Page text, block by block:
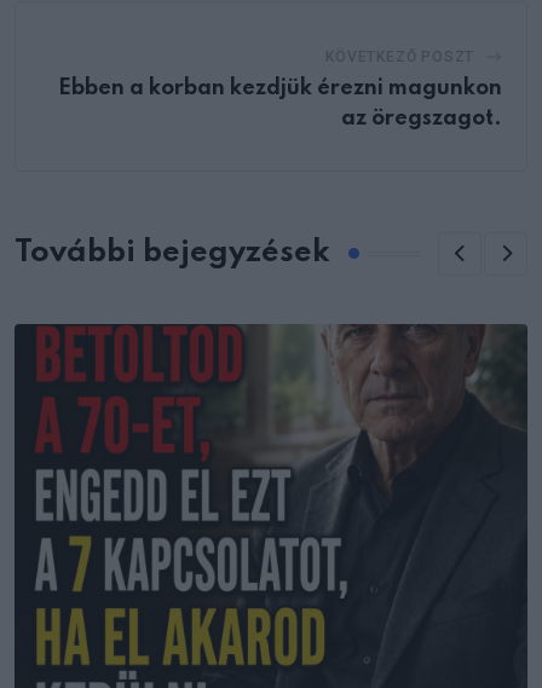
Ebben a korban kezdjük érezni magunkon
az öregszagot.
További bejegyzések